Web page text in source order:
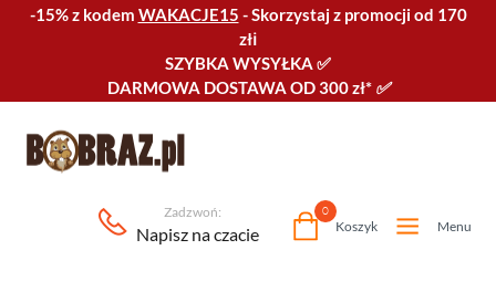
-15% z kodem WAKACJE15 -Skorzystaj z promocji od 170
złℹ️
SZYBKA WYSYŁKA ✅
DARMOWA DOSTAWA OD 300 zł* ✅
Zadzwoń:
Napisz na czacie Koszyk
0
Menu